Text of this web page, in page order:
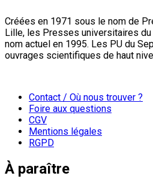
Créées en 1971 sous le nom de
Lille, les Presses universitaires
nom actuel en 1995. Les PU du
ouvrages scientifiques de haut
Contact / Où nous trouver ?
Foire aux questions
CGV
Mentions légales
RGPD
À paraître